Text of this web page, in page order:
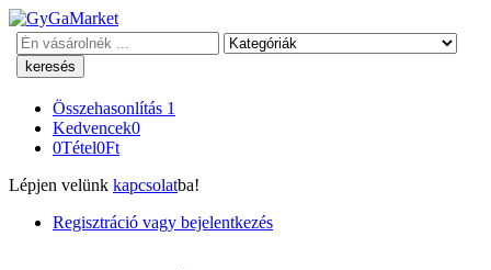
Keresés
Összehasonlítás 1
Kedvencek0
0Tétel0Ft
Lépjen velünk kapcsolatba!
Regisztráció vagy bejelentkezés